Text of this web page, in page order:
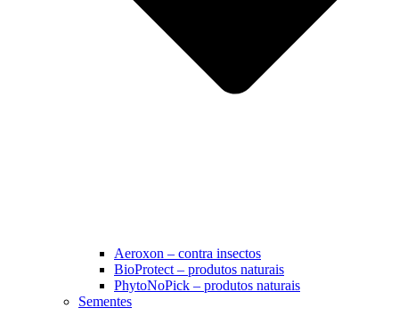
Aeroxon – contra insectos
BioProtect – produtos naturais
PhytoNoPick – produtos naturais
Sementes